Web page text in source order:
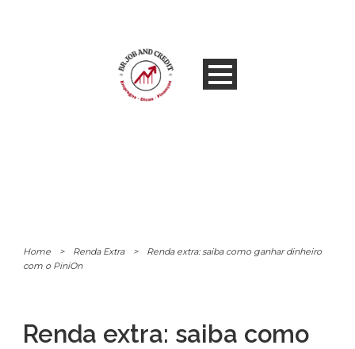
Home > Renda Extra >
Renda extra: saiba como ganhar dinheiro
com o PiniOn
Renda extra: saiba como